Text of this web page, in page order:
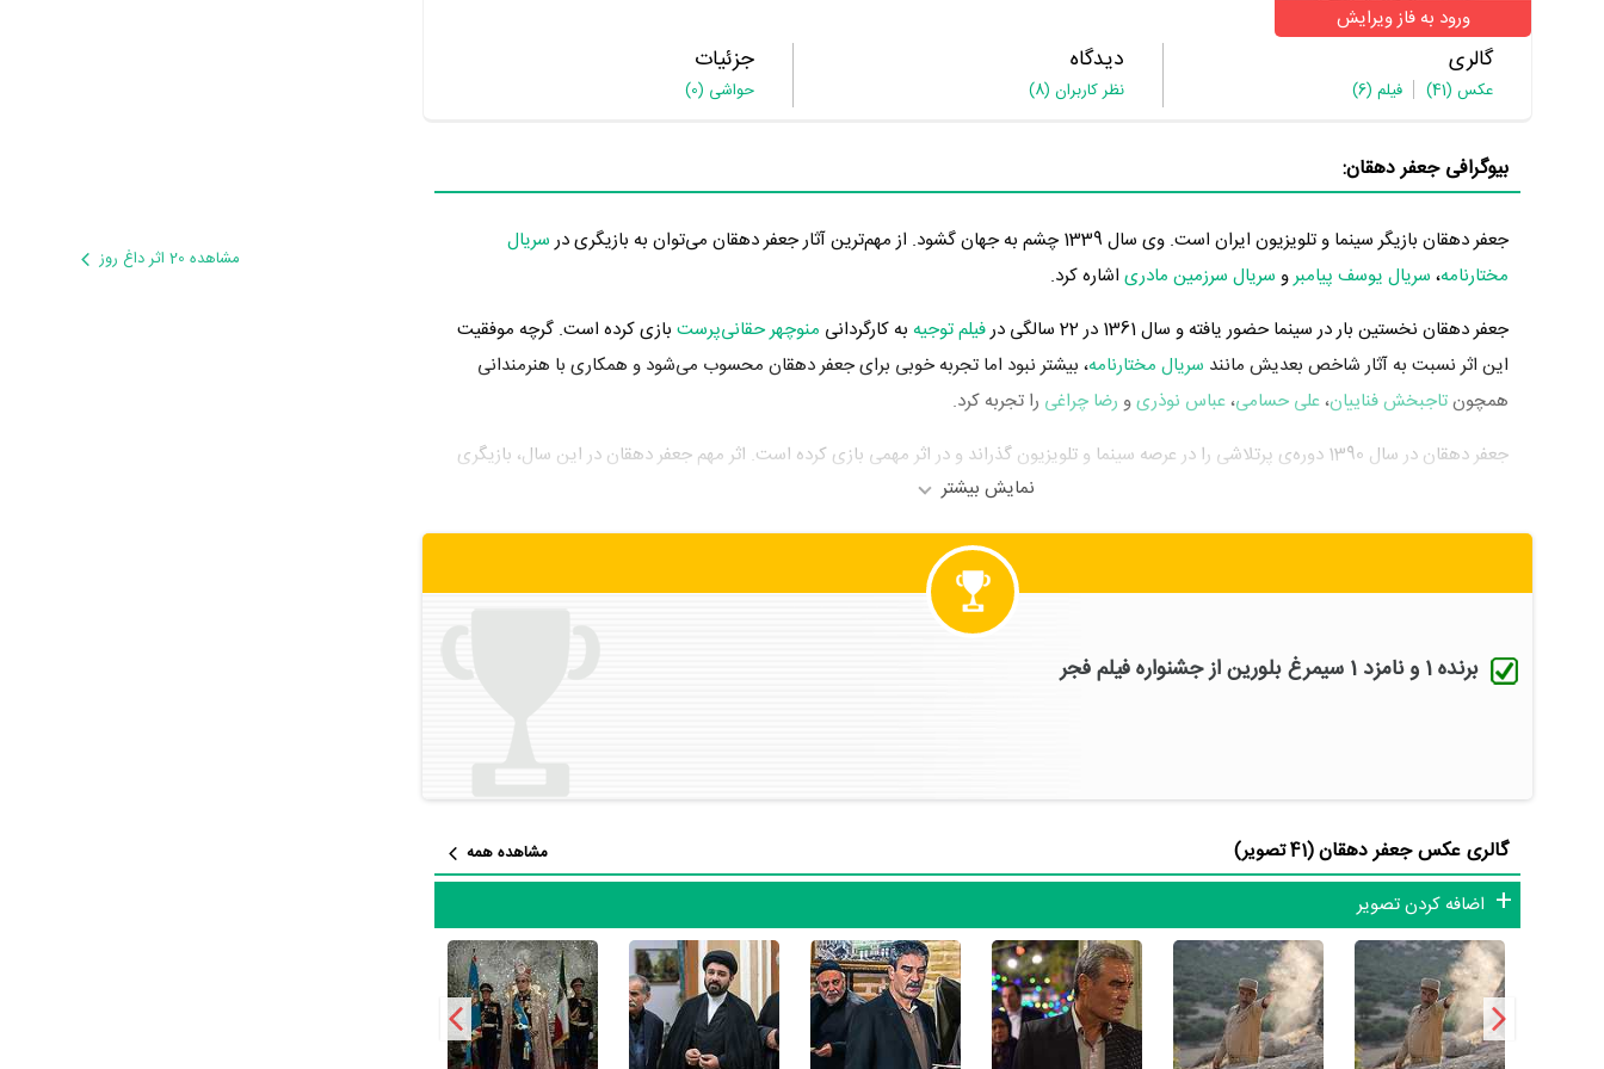
ورود به فاز ویرایش
گالری
عکس (41) فیلم (6)
دیدگاه
نظر کاربران (8)
جزئیات
حواشی (0)
بیوگرافی جعفر دهقان:
جعفر دهقان بازیگر سینما و تلویزیون ایران است. وی سال 1339 چشم به جهان گشود. از مهم‌ترین آثار جعفر دهقان می‌توان به بازیگری در
سریال
مختارنامه، سریال یوسف پیامبرو سریال سرزمین مادری اشاره کرد.
جعفر دهقان نخستین بار در سینما حضور یافته و سال 1361 در 22 سالگی در
فیلم توجیه به کارگردانی منوچهر حقانی‌پرست بازی کرده است. گرچه موفقیت
این اثر نسبت به آثار شاخص بعدیش مانند سریال مختارنامه، بیشتر نبود اما تجربه خوبی برای جعفر دهقان محسوب می‌شود و همکاری با هنرمندانی
همچونتاجبخش فناییان،علی حسامی،عباس نوذریو رضا چراغی را تجربه کرد.
جعفر دهقان در سال 1390 دوره‌ی پرتلاشی را در عرصه سینما و تلویزیون گذراند و در اثر مهمی بازی کرده است. اثر مهم جعفر دهقان در این سال، بازیگری
محسوب می‌شود.
سریال مختارنامهبوده است. جعفر دهقان سال 1390 در 51 سالگی در
نقش مهمی بازی کرده است که توانست با مهارت خود، آن نقش و همچنین خودش را میان مخاطبان تلویزیون مطرح کند. او در این سریال با
سریال مختارنامه تجربه بازیگری موفقی برای خود رقم بزند و همکاری در کنار بازیگرانی
نظیر
فریبرز عرب‌نیا مهدی فخیم‌زاده انوشیروان ارجمند و ژاله علو
فرج‌الله سلحشوریعنی
فیلم حماسه‌ی مجنونبه کارگردانیجمال شورجه
توانست در 12مین دوره جشنواره فیلم فجر در بخش سودای
در این سال‌ها جعفر دهقان با هنرمندان بسیاری تجربه‌ی کار داشته است اما جالب است بدانید که در میان بازیگران زهرا سعیدی با 7 مرتبه، جهانبخش
یکی از ویژگی‌های حرفه‌ای بیوگرافی جعفر دهقان آن هست که در مدت زمان بازیگری خود، هم در تلویزیون و هم در سینما بازی کرده است. جعفر دهقان را
باید بیشتر بازیگر سینما بدانیم چرا که 62% آثار وی سینمایی و 38% آثارش تلویزیونی است. در واقع جعفر دهقان از مجموع 56 اثری که در کارنامه دارد،
در 35 اثر در سینما با نام‌های
فیلم نفس‌های آرام فیلم شب پدر فیلم یتیم‌خانه ایران،فیلم چهار اصفهانی در بغداد ،فیلم روزگاری عشق و خیانت، فیلم سیب
نمایش بیشتر
برنده 1 و نامزد 1 سیمرغ بلورین از جشنواره فیلم فجر
گالری عکس جعفر دهقان(41 تصویر) مشاهده همه
اضافه کردن تصویر
مشاهده 20 اثر داغ روز